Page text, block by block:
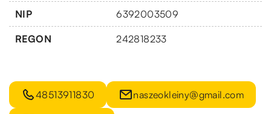
NIP 6392003509
REGON 242818233
48513911830 naszeokleiny@gmail.com